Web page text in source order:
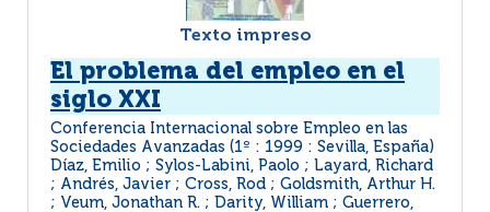
Texto impreso
El problema del empleo en el
siglo XXI
Conferencia Internacional sobre Empleo en las
Sociedades Avanzadas (1º : 1999 : Sevilla, España)
Díaz, Emilio ; Sylos-Labini, Paolo ; Layard, Richard
; Andrés, Javier ; Cross, Rod ; Goldsmith, Arthur H.
; Veum, Jonathan R. ; Darity, William ; Guerrero,